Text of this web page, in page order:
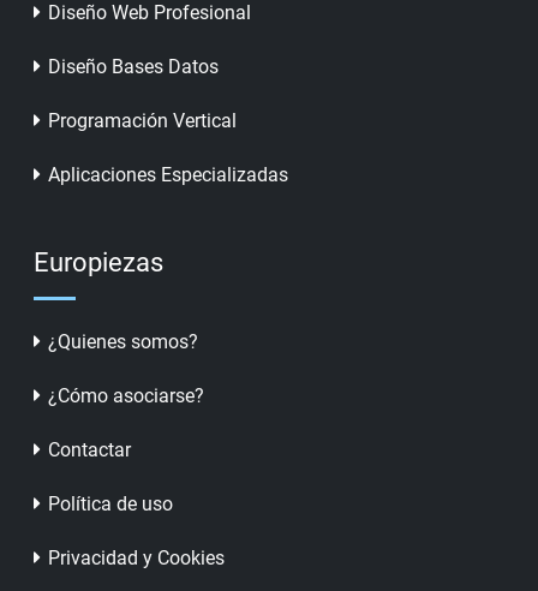
Diseño Web Profesional
Diseño Bases Datos
Programación Vertical
Aplicaciones Especializadas
Europiezas
¿Quienes somos?
¿Cómo asociarse?
Contactar
Política de uso
Privacidad y Cookies